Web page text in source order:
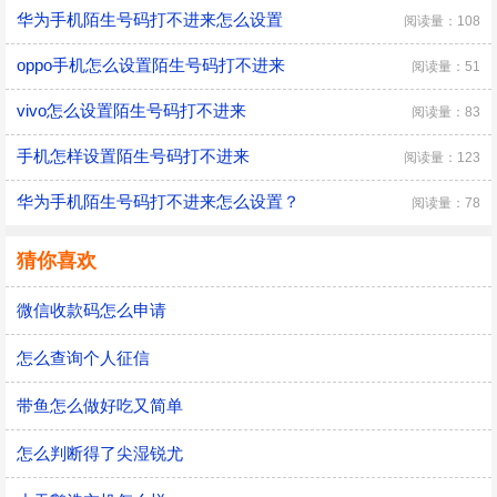
华为手机陌生号码打不进来怎么设置 阅读量：108
oppo手机怎么设置陌生号码打不进来 阅读量：51
vivo怎么设置陌生号码打不进来 阅读量：83
手机怎样设置陌生号码打不进来 阅读量：123
华为手机陌生号码打不进来怎么设置？ 阅读量：78
猜你喜欢
微信收款码怎么申请
怎么查询个人征信
带鱼怎么做好吃又简单
怎么判断得了尖湿锐尤